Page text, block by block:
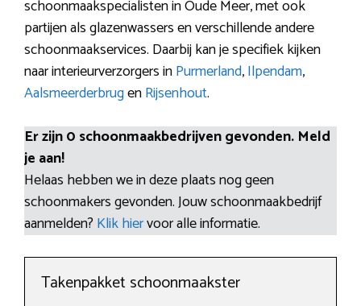
schoonmaakspecialisten in Oude Meer, met ook
partijen als glazenwassers en verschillende andere
schoonmaakservices. Daarbij kan je specifiek kijken
naar interieurverzorgers inPurmerland,Ilpendam,
AalsmeerderbrugenRijsenhout.
Er zijn 0 schoonmaakbedrijven gevonden. Meld
je aan!
Helaas hebben we in deze plaats nog geen
schoonmakers gevonden. Jouw schoonmaakbedrijf
aanmelden? Klik hiervoor alle informatie.
Takenpakket schoonmaakster